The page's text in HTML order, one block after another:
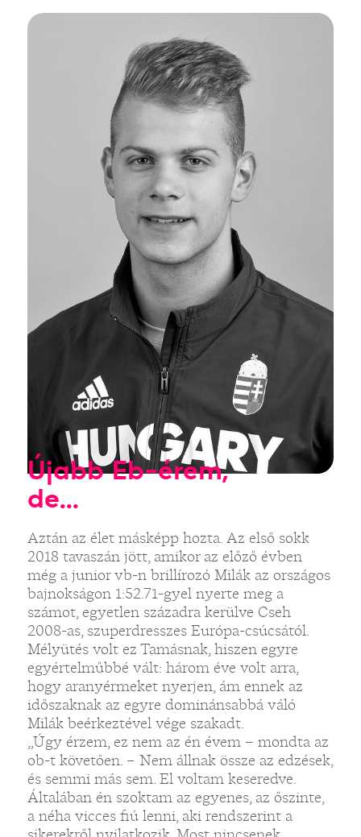
Újabb Eb-érem,
de...
Aztán az élet másképp hozta. Az első sokk
2018 tavaszán jött, amikor az előző évben
még a junior vb-n brillírozó Milák az országos
bajnokságon 1:52.71-gyel nyerte meg a
számot, egyetlen századra kerülve Cseh
2008-as, szuperdresszes Európa-csúcsától.
Mélyütés volt ez Tamásnak, hiszen egyre
egyértelműbbé vált: három éve volt arra,
hogy aranyérmeket nyerjen, ám ennek az
időszaknak az egyre dominánsabbá váló
Milák beérkeztével vége szakadt.
„Úgy érzem, ez nem az én évem – mondta az
ob-t követően. – Nem állnak össze az edzések,
és semmi más sem. El voltam keseredve.
Általában én szoktam az egyenes, az őszinte,
a néha vicces fiú lenni, aki rendszerint a